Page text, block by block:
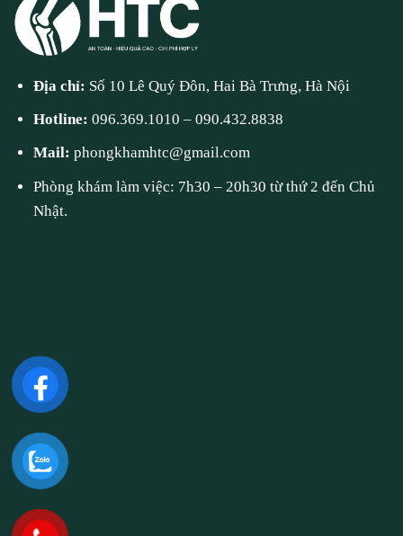
Địa chỉ: Số 10 Lê Quý Đôn, Hai Bà Trưng, Hà Nội
Hotline:096.369.1010 –090.432.8838
Mail:phongkhamhtc@gmail.com
Phòng khám làm việc: 7h30 – 20h30 từ thứ 2 đến Chủ
Nhật.